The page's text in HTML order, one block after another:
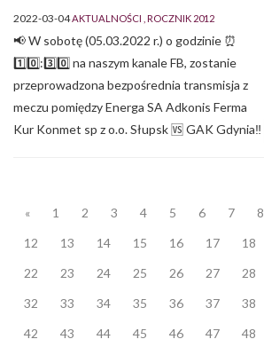
2022-03-04AKTUALNOŚCI ROCZNIK 2012
📢 W sobotę (05.03.2022 r.) o godzinie ⏰
1️⃣0️⃣️:3️⃣0️⃣ na naszym kanale FB, zostanie
przeprowadzona bezpośrednia transmisja z
meczu pomiędzy Energa SA Adkonis Ferma
Kur Konmet sp z o.o. Słupsk 🆚 GAK Gdynia‼
« 1 2 3 4 5 6 7 8
12
13 14 15 16 17 18
22
23 24 25 26 27 28
32
33 34 35 36 37 38
42
43 44 45 46 47 48